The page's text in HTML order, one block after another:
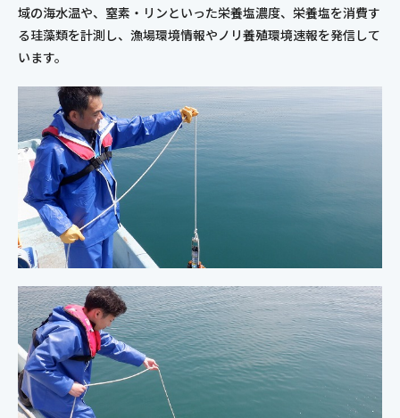
域の海水温や、窒素・リンといった栄養塩濃度、栄養塩を消費す
る珪藻類を計測し、漁場環境情報やノリ養殖環境速報を発信して
います。